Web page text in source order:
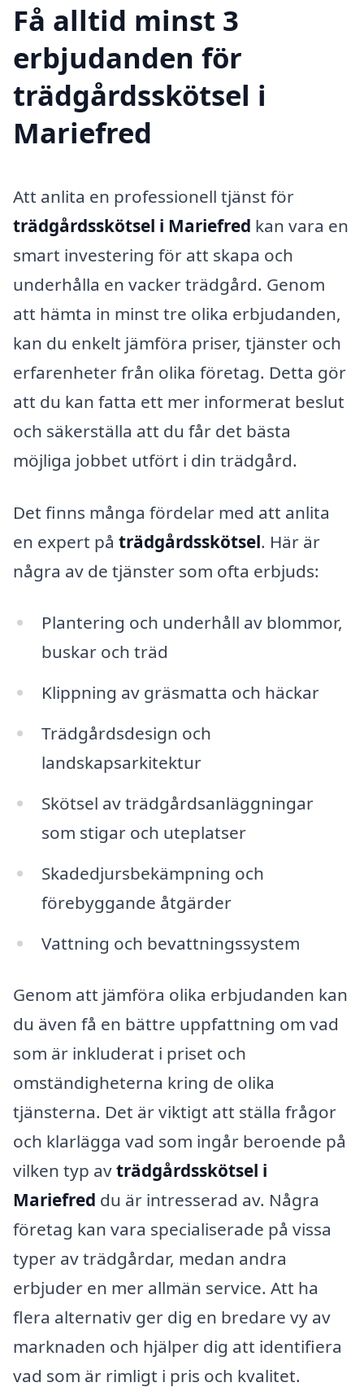
Få alltid minst 3
erbjudanden för
trädgårdsskötsel i
Mariefred
Att anlita en professionell tjänst för
trädgårdsskötsel i Mariefred kan vara en
smart investering för att skapa och
underhålla en vacker trädgård. Genom
att hämta in minst tre olika erbjudanden,
kan du enkelt jämföra priser, tjänster och
erfarenheter från olika företag. Detta gör
att du kan fatta ett mer informerat beslut
och säkerställa att du får det bästa
möjliga jobbet utfört i din trädgård.
Det finns många fördelar med att anlita
en expert på trädgårdsskötsel. Här är
några av de tjänster som ofta erbjuds:
Plantering och underhåll av blommor,
buskar och träd
Klippning av gräsmatta och häckar
Trädgårdsdesign och
landskapsarkitektur
Skötsel av trädgårdsanläggningar
som stigar och uteplatser
Skadedjursbekämpning och
förebyggande åtgärder
Vattning och bevattningssystem
Genom att jämföra olika erbjudanden kan
du även få en bättre uppfattning om vad
som är inkluderat i priset och
omständigheterna kring de olika
tjänsterna. Det är viktigt att ställa frågor
och klarlägga vad som ingår beroende på
vilken typ avträdgårdsskötsel i
Mariefred du är intresserad av. Några
företag kan vara specialiserade på vissa
typer av trädgårdar, medan andra
erbjuder en mer allmän service. Att ha
flera alternativ ger dig en bredare vy av
marknaden och hjälper dig att identifiera
vad som är rimligt i pris och kvalitet.